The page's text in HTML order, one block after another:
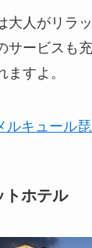
大人がリラ
サービスも
すよ。
キュール
トホテル